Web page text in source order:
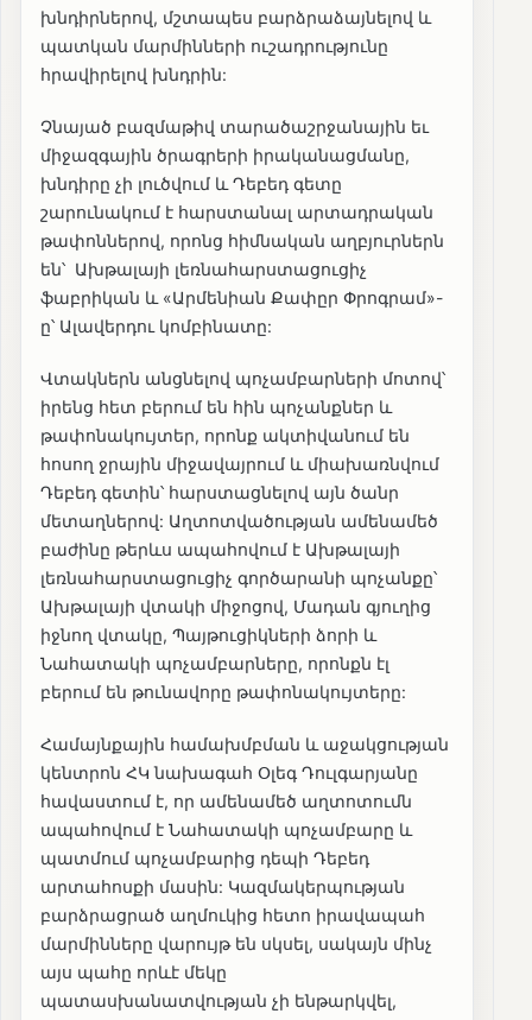
խնդիրներով, մշտապես բարձրաձայնելով և
պատկան մարմինների ուշադրությունը
հրավիրելով խնդրին:
Չնայած բազմաթիվ տարածաշրջանային եւ
միջազգային ծրագրերի իրականացմանը,
խնդիրը չի լուծվում և Դեբեդ գետը
շարունակում է հարստանալ արտադրական
թափոններով, որոնց հիմնական աղբյուրներն
են՝ Ախթալայի լեռնահարստացուցիչ
ֆաբրիկան և «Արմենիան Քափըր Փրոգրամ»-
ը՝ Ալավերդու կոմբինատը:
Վտակներն անցնելով պոչամբարների մոտով՝
իրենց հետ բերում են հին պոչանքներ և
թափոնակույտեր, որոնք ակտիվանում են
հոսող ջրային միջավայրում և միախառնվում
Դեբեդ գետին՝ հարստացնելով այն ծանր
մետաղներով: Աղտոտվածության ամենամեծ
բաժինը թերևս ապահովում է Ախթալայի
լեռնահարստացուցիչ գործարանի պոչանքը՝
Ախթալայի վտակի միջոցով, Մադան գյուղից
իջնող վտակը, Պայթուցիկների ձորի և
Նահատակի պոչամբարները, որոնքն էլ
բերում են թունավորը թափոնակույտերը:
Համայնքային համախմբման և աջակցության
կենտրոն ՀԿ նախագահ Օլեգ Դուլգարյանը
հավաստում է, որ ամենամեծ աղտոտումն
ապահովում է Նահատակի պոչամբարը և
պատմում պոչամբարից դեպի Դեբեդ
արտահոսքի մասին: Կազմակերպության
բարձրացրած աղմուկից հետո իրավապահ
մարմինները վարույթ են սկսել, սակայն մինչ
այս պահը որևէ մեկը
պատասխանատվության չի ենթարկվել,